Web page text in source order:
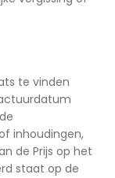
te vinden
inhoudingen,
de Prijs op het
staat op de